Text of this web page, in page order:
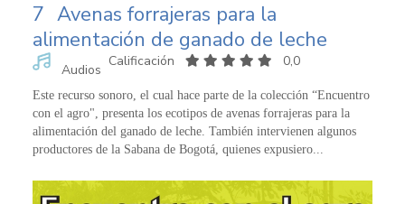
7 Avenas forrajeras para la
alimentación de ganado de leche
Audios
Calificación 0,0
Este recurso sonoro, el cual hace parte de la colección “Encuentro
con el agro", presenta los ecotipos de avenas forrajeras para la
alimentación del ganado de leche. También intervienen algunos
productores de la Sabana de Bogotá, quienes expusiero...